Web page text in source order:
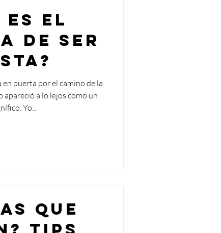
es el
de ser
puerta por el camino de la
apareció a lo lejos como un
Yo...
que